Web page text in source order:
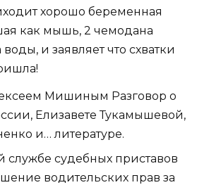
хорошо беременная
как мышь, 2 чемодана
и заявляет что схватки
Мишиным Разговор о
Елизавете Тукамышевой,
и… литературе.
судебных приставов
водительских прав за